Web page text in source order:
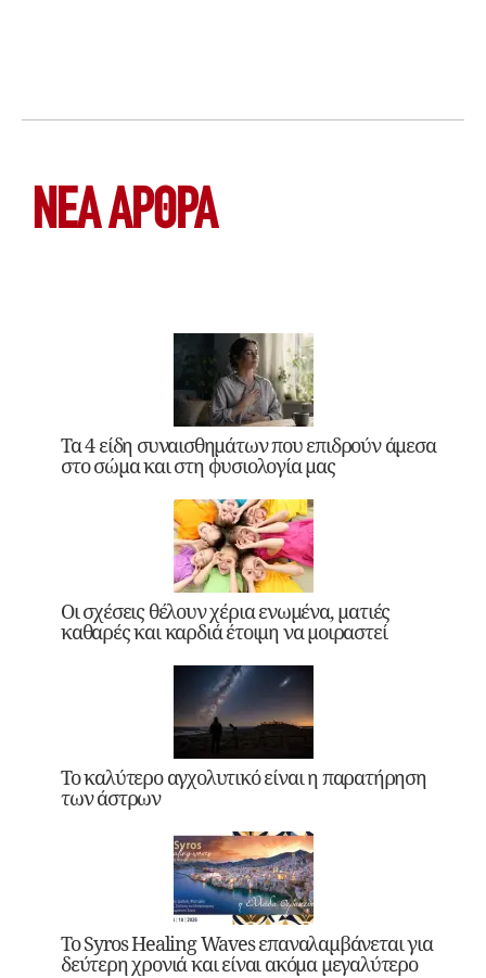
ΝΕΑ ΆΡΘΡΑ
Τα 4 είδη συναισθημάτων που επιδρούν άμεσα
στο σώμα και στη φυσιολογία μας
Οι σχέσεις θέλουν χέρια ενωμένα, ματιές
καθαρές και καρδιά έτοιμη να μοιραστεί
Το καλύτερο αγχολυτικό είναι η παρατήρηση
των άστρων
Το Syros Healing Waves επαναλαμβάνεται για
δεύτερη χρονιά και είναι ακόμα μεγαλύτερο